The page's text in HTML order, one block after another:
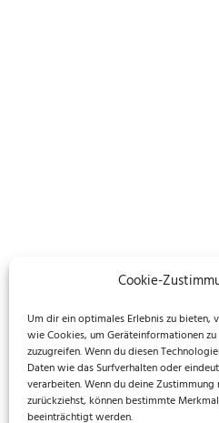
Cookie-
Um dir ein optimales Erlebnis zu bieten,
wie Cookies, um Geräteinformationen
zuzugreifen. Wenn du diesen
Daten wie das Surfverhalten oder
verarbeiten. Wenn du deine
zurückziehst, können bestimmte
beeinträchtigt werden.